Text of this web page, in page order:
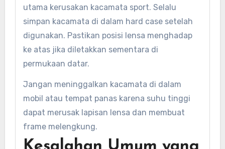
utama kerusakan kacamata sport. Selalu
simpan kacamata di dalam hard case setelah
digunakan. Pastikan posisi lensa menghadap
ke atas jika diletakkan sementara di
permukaan datar.
Jangan meninggalkan kacamata di dalam
mobil atau tempat panas karena suhu tinggi
dapat merusak lapisan lensa dan membuat
frame melengkung.